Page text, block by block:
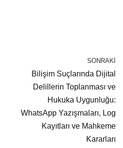
SONRAKI
Bilişim Suçlarında Dijital
Delillerin Toplanması ve
Hukuka Uygunluğu:
WhatsApp Yazışmaları, Log
Kayıtları ve Mahkeme
Kararları